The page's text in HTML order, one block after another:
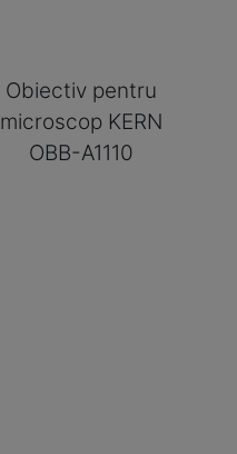
Obiectiv pentru
microscop KERN
OBB-A1110